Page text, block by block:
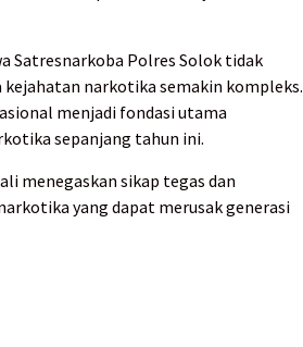
Satresnarkoba Polres Solok tidak
narkotika semakin kompleks.
menjadi fondasi utama
sepanjang tahun ini.
menegaskan sikap tegas dan
yang dapat merusak generasi